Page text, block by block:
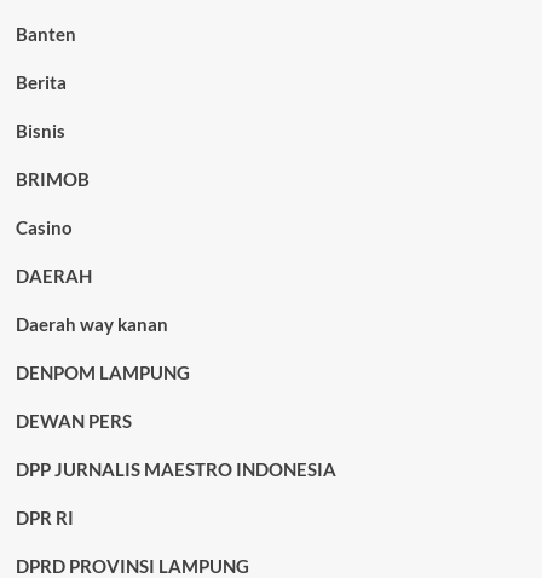
Banten
Berita
Bisnis
BRIMOB
Casino
DAERAH
Daerah way kanan
DENPOM LAMPUNG
DEWAN PERS
DPP JURNALIS MAESTRO INDONESIA
DPR RI
DPRD PROVINSI LAMPUNG